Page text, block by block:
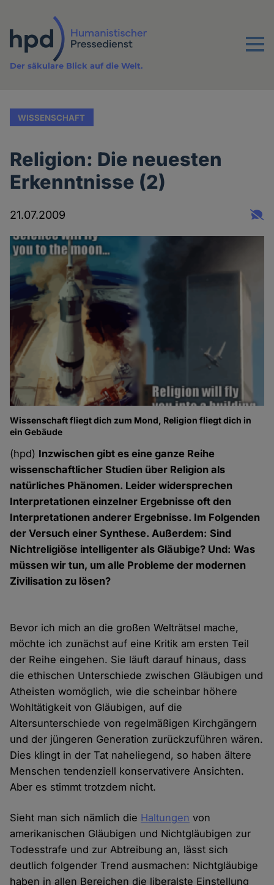
Inhalt
Menu
Der säkulare Blick auf die Welt.
WISSENSCHAFT
Religion: Die neuesten
Erkenntnisse (2)
21.07.2009
Wissenschaft fliegt dich zum Mond, Religion fliegt dich in
ein Gebäude
(hpd) Inzwischen gibt es eine ganze Reihe
wissenschaftlicher Studien über Religion als
natürliches Phänomen. Leider widersprechen
Interpretationen einzelner Ergebnisse oft den
Interpretationen anderer Ergebnisse. Im Folgenden
der Versuch einer Synthese. Außerdem: Sind
Nichtreligiöse intelligenter als Gläubige? Und: Was
müssen wir tun, um alle Probleme der modernen
Zivilisation zu lösen?
Bevor ich mich an die großen Welträtsel mache,
möchte ich zunächst auf eine Kritik am ersten Teil
der Reihe eingehen. Sie läuft darauf hinaus, dass
die ethischen Unterschiede zwischen Gläubigen und
Atheisten womöglich, wie die scheinbar höhere
Wohltätigkeit von Gläubigen, auf die
Altersunterschiede von regelmäßigen Kirchgängern
und der jüngeren Generation zurückzuführen wären.
Dies klingt in der Tat naheliegend, so haben ältere
Menschen tendenziell konservativere Ansichten.
Aber es stimmt trotzdem nicht.
Sieht man sich nämlich die Haltungen von
amerikanischen Gläubigen und Nichtgläubigen zur
Todesstrafe und zur Abtreibung an, lässt sich
deutlich folgender Trend ausmachen: Nichtgläubige
haben in allen Bereichen die liberalste Einstellung